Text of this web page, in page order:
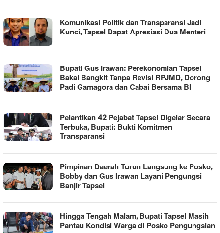
Komunikasi Politik dan Transparansi Jadi
Kunci, Tapsel Dapat Apresiasi Dua Menteri
Bupati Gus Irawan: Perekonomian Tapsel
Bakal Bangkit Tanpa Revisi RPJMD, Dorong
Padi Gamagora dan Cabai Bersama BI
Pelantikan 42 Pejabat Tapsel Digelar Secara
Terbuka, Bupati: Bukti Komitmen
Transparansi
Pimpinan Daerah Turun Langsung ke Posko,
Bobby dan Gus Irawan Layani Pengungsi
Banjir Tapsel
Hingga Tengah Malam, Bupati Tapsel Masih
Pantau Kondisi Warga di Posko Pengungsian